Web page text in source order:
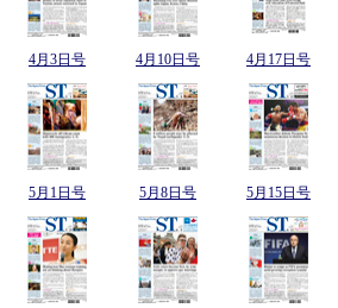
4月3日号 4月10日号 4月17日号
5月1日号 5月8日号 5月15日号